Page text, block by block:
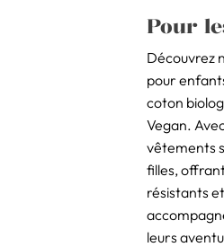
Pour
Découvrez
pour
coton
Vegan.
vêtements
filles,
résistants
leurs